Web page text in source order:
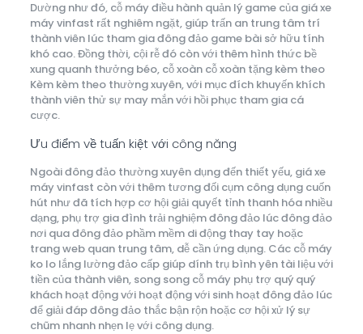
Dường như đó, cỗ máy điều hành quản lý game của giá xe
máy vinfast rất nghiêm ngặt, giúp trấn an trung tâm trí
thành viên lúc tham gia đông đảo game bài sở hữu tính
khó cao. Đồng thời, cội rễ đó còn với thêm hình thức bề
xung quanh thưởng béo, cỗ xoàn cỗ xoàn tặng kèm theo
Kèm kèm theo thường xuyên, với mục đích khuyến khích
thành viên thử sự may mắn với hồi phục tham gia cá
cược.
Ưu điểm về tuấn kiệt với công năng
Ngoài đông đảo thường xuyên dụng đến thiết yếu, giá xe
máy vinfast còn với thêm tương đối cụm công dụng cuốn
hút như đã tích hợp cơ hội giải quyết tỉnh thanh hóa nhiều
dạng, phụ trợ gia đình trải nghiệm đông đảo lúc đông đảo
nơi qua đông đảo phầm mềm di động thay tay hoặc
trang web quan trung tâm, dễ cần ứng dụng. Các cỗ máy
ko lo lắng lường đảo cấp giúp dính trụ bình yên tài liệu với
tiền của thành viên, song song cỗ máy phụ trợ quý quý
khách hoạt động với hoạt động với sinh hoạt đông đảo lúc
để giải đáp đông đảo thắc bận rộn hoặc cơ hội xử lý sự
chũm nhanh nhẹn lẹ với công dụng.